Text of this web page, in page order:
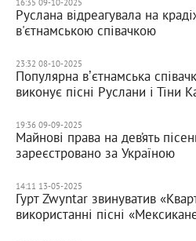
16:35 09-10-2025
Руслана відреагувала на
в'єтнамською співачкою
23:32 08-10-2025
Популярна вʼєтнамська
виконує пісні Руслани і Тіни
19:36 09-09-2025
Майнові права на дев’ять
зареєстровано за Україною
14:11 13-05-2025
Гурт Zwyntar звинуватив
використанні пісні